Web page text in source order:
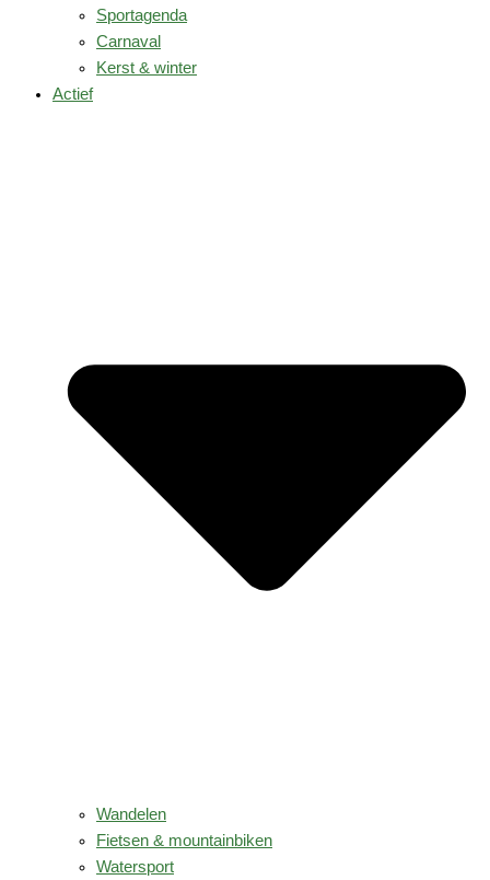
Sportagenda
Carnaval
Kerst & winter
Actief
Wandelen
Fietsen & mountainbiken
Watersport